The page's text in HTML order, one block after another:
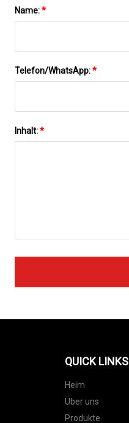
Name:*
Telefon/WhatsApp:*
Inhalt:*
QUICK LINKS
Heim
Über uns
Produkte